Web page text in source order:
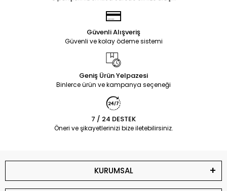
Güvenli Alışveriş
Güvenli ve kolay ödeme sistemi
Geniş Ürün Yelpazesi
Binlerce ürün ve kampanya seçeneği
7 / 24 DESTEK
Öneri ve şikayetlerinizi bize iletebilirsiniz.
KURUMSAL